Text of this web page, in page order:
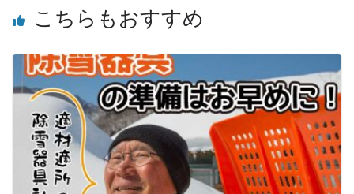
こちらもおすすめ